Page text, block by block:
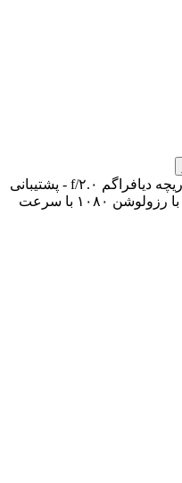
دریچه دیافراگم f/۲.۰ - پشتیبانی
از فناوری HDR - قابلیت فیلمبرداری با رزولوشن ۱۰۸۰ با سرعت